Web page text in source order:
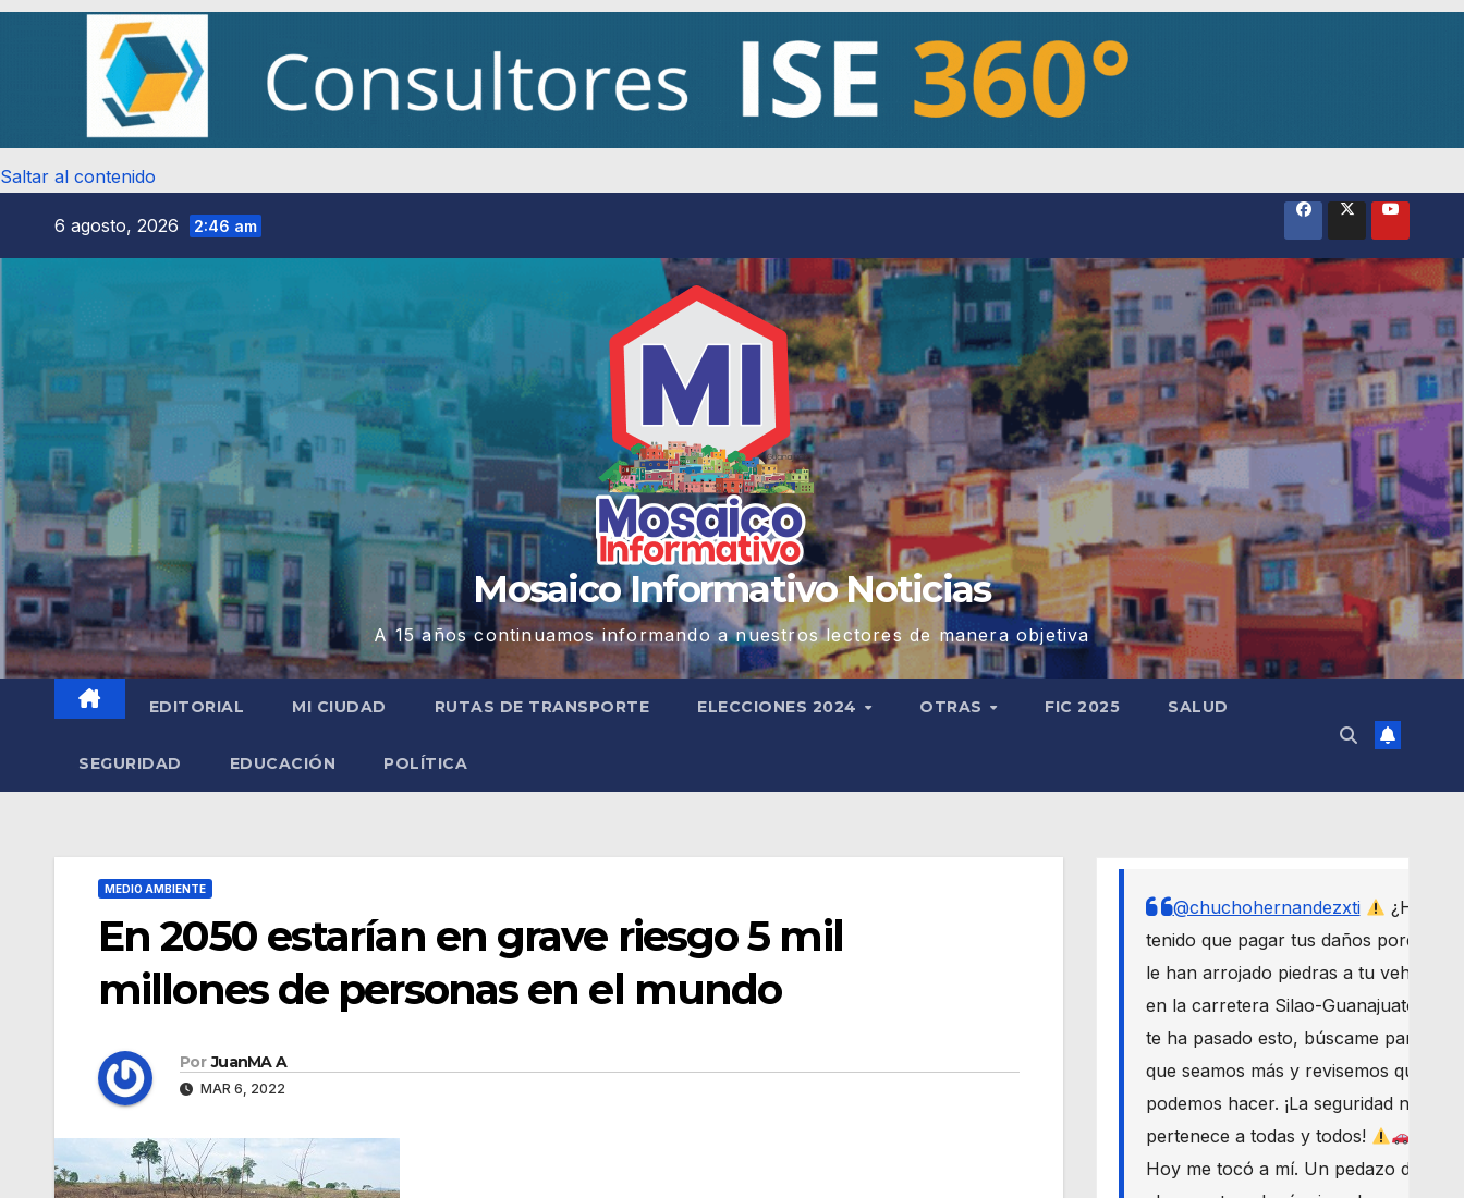
Saltar al contenido
6 agosto, 2026 2:46 am
Mosaico Informativo Noticias
A 15 años continuamos informando a nuestros lectores de manera objetiva
EDITORIAL MI CIUDAD RUTAS DE TRANSPORTE ELECCIONES 2024 OTRAS FIC 2025 SALUD
SEGURIDAD EDUCACIÓN POLÍTICA
MEDIO AMBIENTE
En 2050 estarían en grave riesgo 5 mil
millones de personas en el mundo
Por JuanMA A
MAR 6, 2022
@chuchohernandezxti
¿Has
tenido que pagar tus daños porque
le han arrojado piedras a tu vehículo
en la carretera Silao-Guanajuato? Si
te ha pasado esto, búscame para
que seamos más y revisemos qué
podemos hacer. ¡La seguridad nos
pertenece a todas y todos!
Hoy me tocó a mí. Un pedazo de